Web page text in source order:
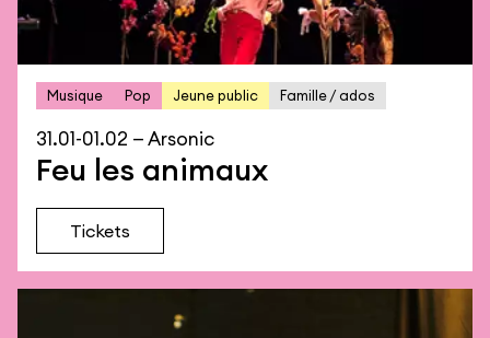
Musique Pop Jeune public Famille / ados
31.01-01.02 — Arsonic
Feu les animaux
Tickets